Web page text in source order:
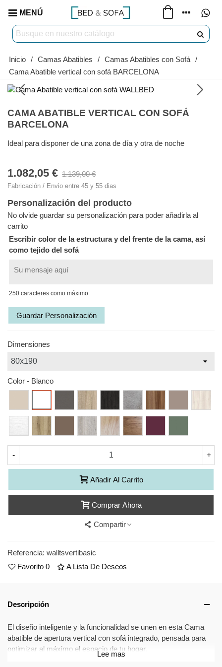
MENÚ
Inicio / Camas Abatibles / Camas Abatibles con Sofá /
Cama Abatible vertical con sofá BARCELONA
CAMA ABATIBLE VERTICAL CON SOFÁ
BARCELONA
Ideal para disponer de una zona de día y otra de noche
1.082,05 € 1.139,00 €
Fabricación / Envio entre 45 y 55 dias
Personalización del producto
No olvide guardar su personalización para poder añadirla al
carrito
Escribir color de la estructura y del frente de la cama, así
como tejido del sofá
250 caracteres como máximo
Guardar Personalización
Dimensiones
Color - Blanco
AntracitaCambrian Hormigón
Nordico Vintage Natura Nogal
- +
Añadir Al Carrito
Comprar Ahora
Compartir
Referencia: walltsvertibasic
Favorito 0 A Lista De Deseos
Descripción
El diseño inteligente y la funcionalidad se unen en esta Cama
abatible de apertura vertical con sofá integrado, pensada para
optimizar al máximo el espacio de tu hogar.
Lee mas